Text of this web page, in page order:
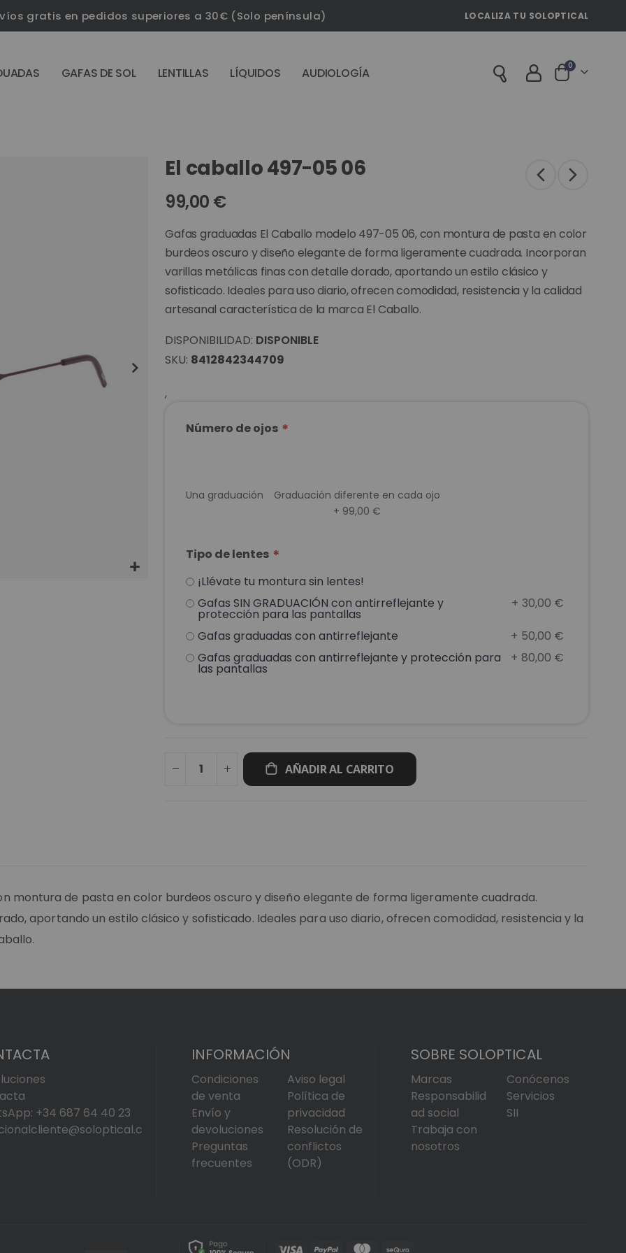
gratis en pedidos superiores a 30€ (Solo península) LOCALIZA TU SOLOPTICAL
GAFAS DE SOL LENTILLAS LÍQUIDOS AUDIOLOGÍA Cart
0artículos
El caballo 497-05 06
99,00 €
Gafas graduadas El Caballo modelo 497-05 06, con montura de pasta en color
burdeos oscuro y diseño elegante de forma ligeramente cuadrada. Incorporan
varillas metálicas finas con detalle dorado, aportando un estilo clásico y
sofisticado. Ideales para uso diario, ofrecen comodidad, resistencia y la calidad
artesanal característica de la marca El Caballo.
DISPONIBILIDAD: DISPONIBLE
SKU 8412842344709
,
Número de ojos
Una graduación
Graduación diferente en cada ojo
+ 99,00 €
Tipo de lentes
¡Llévate tu montura sin lentes!
Gafas SIN GRADUACIÓN con antirreflejante y
protección para las pantallas
+ 30,00 €
Gafas graduadas con antirreflejante + 50,00 €
Gafas graduadas con antirreflejante y protección para
las pantallas
+ 80,00 €
AÑADIR AL CARRITO
montura de pasta en color burdeos oscuro y diseño elegante de forma ligeramente cuadrada.
aportando un estilo clásico y sofisticado. Ideales para uso diario, ofrecen comodidad, resistencia y la
+34 687 64 40 23
INFORMACIÓN
Condiciones
de venta
Envío y
devoluciones
Preguntas
frecuentes
Aviso legal
Política de
privacidad
Resolución de
conflictos
(ODR)
SOBRE SOLOPTICAL
Marcas
Responsabilid
ad social
Trabaja con
nosotros
Conócenos
Servicios
SII